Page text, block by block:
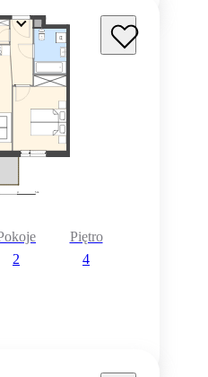
2
Piętro
4